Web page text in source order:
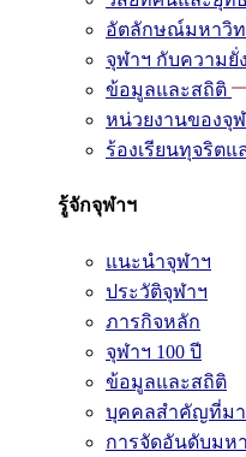
อัตลักษณ์มหาวิท
จุฬาฯ กับความยั่
ข้อมูลและสถิติ
หน่วยงานของจุ
ร้องเรียนทุจริต
รู้จักจุฬาฯ
แนะนำจุฬาฯ
ประวัติจุฬาฯ
ภารกิจหลัก
จุฬาฯ 100 ปี
ข้อมูลและสถิติ
บุคคลสำคัญที่มา
การจัดอันดับมห